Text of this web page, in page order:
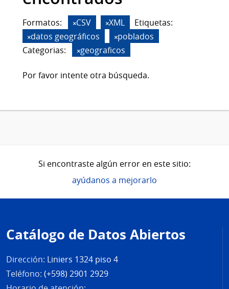
Formatos: CSV XML
Etiquetas:
datos geográficos
poblados
Categorias:
geograficos
Por favor intente otra búsqueda.
Si encontraste algún error en este sitio:
ayúdanos a mejorarlo
de
página
Catálogo de Datos Abiertos
Dirección: Liniers 1324 piso 4
Teléfono: (+598) 2901 2929